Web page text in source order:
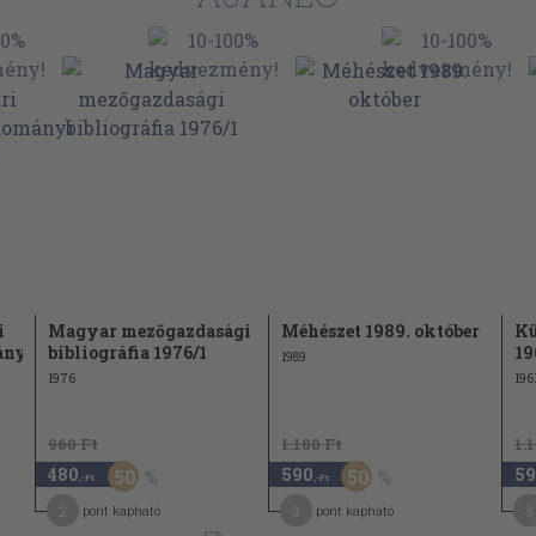
Magyar mezőgazdasági
bibliográfia 1976/1
1976
960 Ft
480 ,-Ft 50
pont kapható
Méhészet 1989. október
1989
1.180 Ft
590 ,-Ft 50
pont kapható